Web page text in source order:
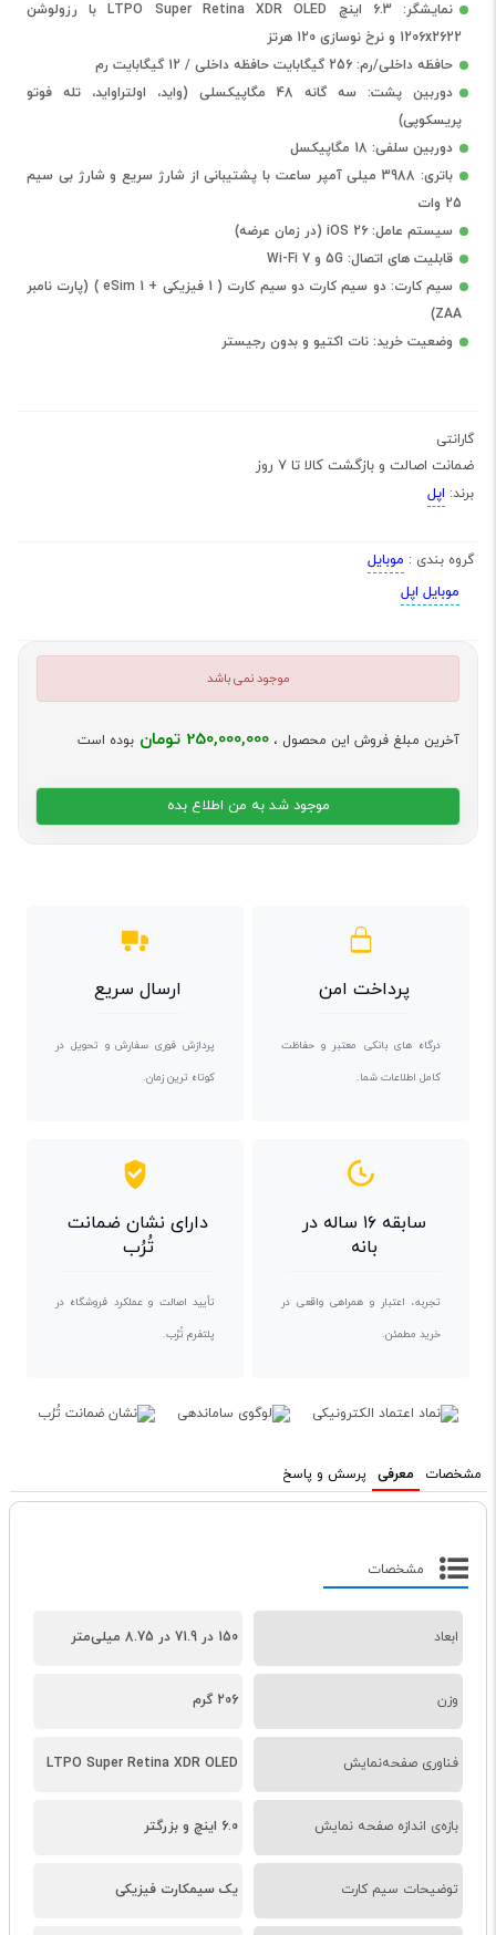
نمایشگر: 6.3 اینچ LTPO Super Retina XDR OLED با رزولوشن
1206x2622 و نرخ نوسازی 120 هرتز
حافظه داخلی/رم: 256 گیگابایت حافظه داخلی / 12 گیگابایت رم
دوربین پشت: سه گانه 48 مگاپیکسلی (واید، اولتراواید، تله فوتو
پریسکوپی)
دوربین سلفی: 18 مگاپیکسل
باتری: 3988 میلی آمپر ساعت با پشتیبانی از شارژ سریع و شارژ بی سیم
25 وات
سیستم عامل: iOS 26 (در زمان عرضه)
قابلیت های اتصال: 5G و Wi-Fi 7
سیم کارت: دو سیم کارت دو سیم کارت ( 1 فیزیکی + eSim 1 ) (پارت نامبر
ZAA)
وضعیت خرید: نات اکتیو و بدون رجیستر
گارانتی
ضمانت اصالت و بازگشت کالا تا 7 روز
برند: اپل
گروه بندی : موبایل
موبایل اپل
موجود نمی باشد
آخرین مبلغ فروش این محصول ، 250,000,000 تومان بوده است
موجود شد به من اطلاع بده
پرداخت امن
درگاه های بانکی معتبر و حفاظت
کامل اطلاعات شما.
ارسال سریع
پردازش فوری سفارش و تحویل در
کوتاه ترین زمان.
سابقه ۱۶ ساله در
بانه
تجربه، اعتبار و همراهی واقعی در
خرید مطمئن.
دارای نشان ضمانت
تُرُب
تأیید اصالت و عملکرد فروشگاه در
پلتفرم تُرُب.
مشخصات معرفی پرسش و پاسخ
مشخصات
ابعاد 150 در 71.9 در 8.75 میلی‌متر
وزن 206 گرم
فناوری صفحه‌نمایش LTPO Super Retina XDR OLED
بازه‌ی اندازه صفحه نمایش 6.0 اینچ و بزرگتر
توضیحات سیم کارت یک سیمکارت فیزیکی